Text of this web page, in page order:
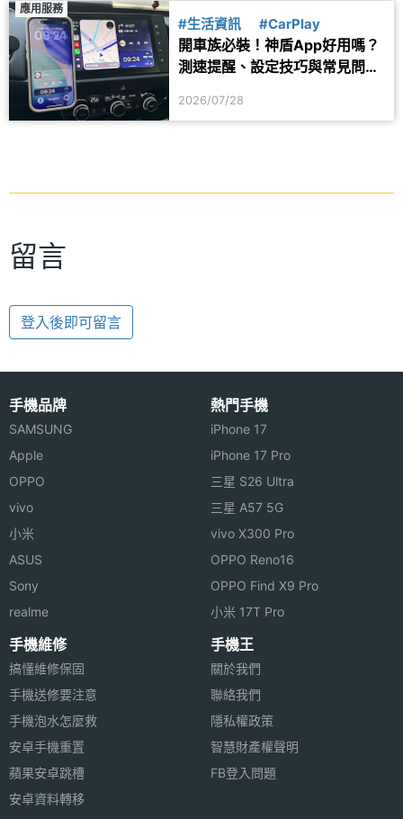
應用服務
#生活資訊 #CarPlay
開車族必裝！神盾App好用嗎？
測速提醒、設定技巧與常見問題
2026/07/28
留言
登入後即可留言
手機品牌
SAMSUNG
Apple
OPPO
vivo
小米
ASUS
Sony
realme
熱門手機
iPhone 17
iPhone 17 Pro
三星 S26 Ultra
三星 A57 5G
vivo X300 Pro
OPPO Reno16
OPPO Find X9 Pro
小米 17T Pro
手機維修
搞懂維修保固
手機送修要注意
手機泡水怎麼救
安卓手機重置
蘋果安卓跳槽
安卓資料轉移
手機王
關於我們
聯絡我們
隱私權政策
智慧財產權聲明
FB登入問題